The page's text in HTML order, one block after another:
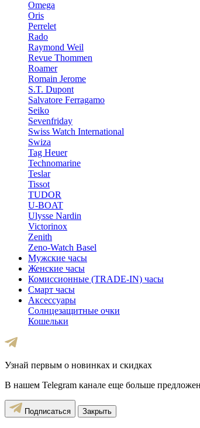
Omega
Oris
Perrelet
Rado
Raymond Weil
Revue Thommen
Roamer
Romain Jerome
S.T. Dupont
Salvatore Ferragamo
Seiko
Sevenfriday
Swiss Watch International
Swiza
Tag Heuer
Technomarine
Teslar
Tissot
TUDOR
U-BOAT
Ulysse Nardin
Victorinox
Zenith
Zeno-Watch Basel
Мужские часы
Женские часы
Комиссионные (TRADE-IN) часы
Смарт часы
Аксессуары
Солнцезащитные очки
Кошельки
Узнай первым о новинках и скидках
В нашем Telegram канале еще больше
Подписаться Закрыть